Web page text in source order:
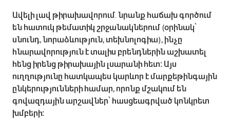
Ավելի լավ թիրախավորում․ նրանք հաճախ գործում
են հատուկ թեմատիկ շրջանակներում (օրինակ՝
սնունդ, նորաձևություն, տեխնոլոգիա), ինչը
հնարավորություն է տալիս բրենդներին աշխատել
հենց իրենց թիրախային լսարանի հետ։ Այս
ուղղությունը հատկապես կարևոր է մարքեթինգային
ընկերությունների համար, որոնք մշակում են
գովազդային արշավներ՝ հասցեագրված կոնկրետ
խմբերի։